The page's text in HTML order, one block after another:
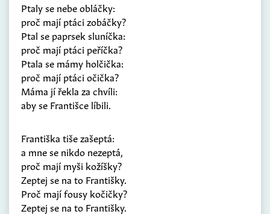
Ptaly se nebe obláčky:
proč mají ptáci zobáčky?
Ptal se paprsek sluníčka:
proč mají ptáci peříčka?
Ptala se mámy holčička:
proč mají ptáci očička?
Máma jí řekla za chvíli:
aby se Františce líbili.
Františka tiše zašeptá:
a mne se nikdo nezeptá,
proč mají myši kožíšky?
Zeptej se na to Františky.
Proč mají fousy kočičky?
Zeptej se na to Františky.